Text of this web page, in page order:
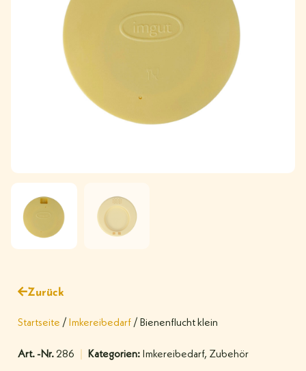
Zurück
Startseite / Imkereibedarf / Bienenflucht klein
Art. -Nr.286 Kategorien: Imkereibedarf, Zubehör